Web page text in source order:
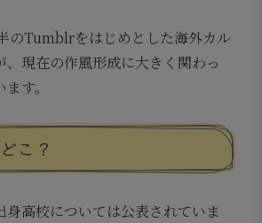
のTumblrをはじめとした海外カル
、現在の作風形成に大きく関わっ
す。
こ？
身高校については公表されていま